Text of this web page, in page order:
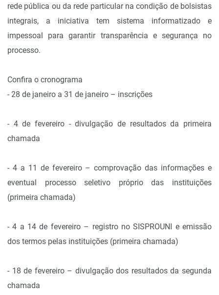
rede pública ou da rede particular na condição de bolsistas
integrais, a iniciativa tem sistema informatizado e
impessoal para garantir transparência e segurança no
processo.
Confira o cronograma
- 28 de janeiro a 31 de janeiro – inscrições
- 4 de fevereiro - divulgação de resultados da primeira
chamada
- 4 a 11 de fevereiro – comprovação das informações e
eventual processo seletivo próprio das instituições
(primeira chamada)
- 4 a 14 de fevereiro – registro no SISPROUNI e emissão
dos termos pelas instituições (primeira chamada)
- 18 de fevereiro – divulgação dos resultados da segunda
chamada